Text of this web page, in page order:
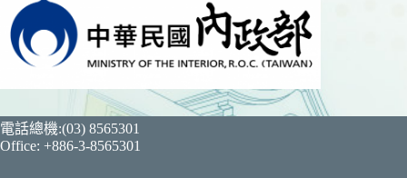
電話總機:(03) 8565301
Office: +886-3-8565301